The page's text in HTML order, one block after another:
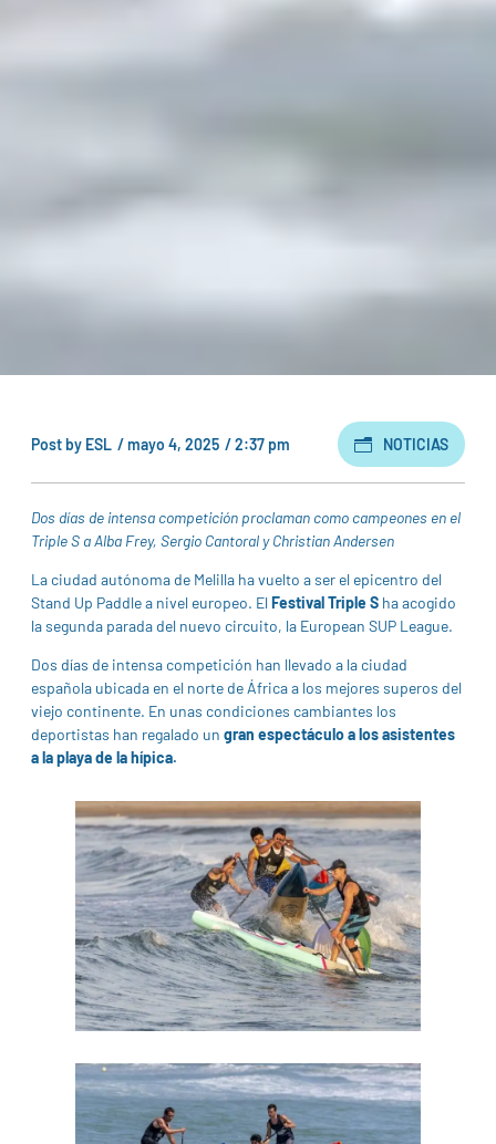
Post by ESL /mayo 4, 2025 /2:37 pm NOTICIAS
Dos días de intensa competición proclaman como campeones en el
Triple S a Alba Frey, Sergio Cantoral y Christian Andersen
La ciudad autónoma de Melilla ha vuelto a ser el epicentro del
Stand Up Paddle a nivel europeo. ElFestival Triple S ha acogido
la segunda parada del nuevo circuito, la European SUP League.
Dos días de intensa competición han llevado a la ciudad
española ubicada en el norte de África a los mejores superos del
viejo continente. En unas condiciones cambiantes los
deportistas han regalado un gran espectáculo a los asistentes
a la playa de la hípica.